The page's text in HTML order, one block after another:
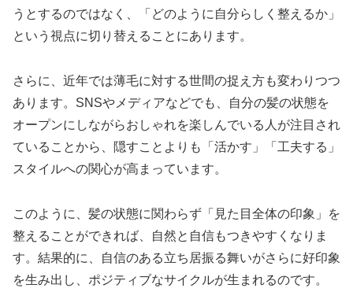
うとするのではなく、「どのように自分らしく整えるか」
という視点に切り替えることにあります。
さらに、近年では薄毛に対する世間の捉え方も変わりつつ
あります。SNSやメディアなどでも、自分の髪の状態を
オープンにしながらおしゃれを楽しんでいる人が注目され
ていることから、隠すことよりも「活かす」「工夫する」
スタイルへの関心が高まっています。
このように、髪の状態に関わらず「見た目全体の印象」を
整えることができれば、自然と自信もつきやすくなりま
す。結果的に、自信のある立ち居振る舞いがさらに好印象
を生み出し、ポジティブなサイクルが生まれるのです。